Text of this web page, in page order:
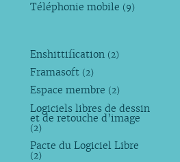
Téléphonie mobile (9)
Enshittification (2)
Framasoft (2)
Espace membre (2)
Logiciels libres de dessin
et de retouche d’image
(2)
Pacte du Logiciel Libre
(2)